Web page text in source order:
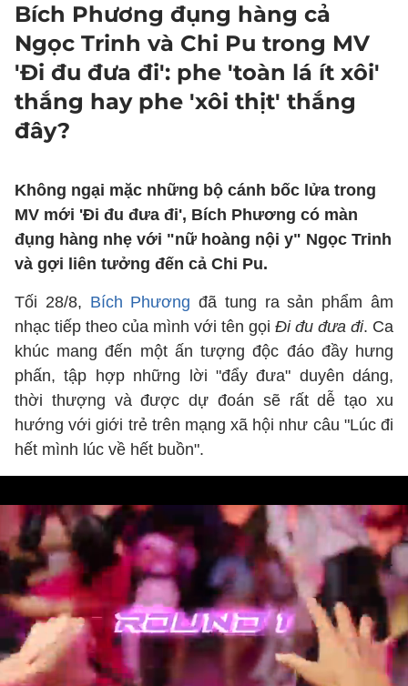
Bích Phương đụng hàng cả
Ngọc Trinh và Chi Pu trong MV
'Đi đu đưa đi': phe 'toàn lá ít xôi'
thắng hay phe 'xôi thịt' thắng
đây?
Không ngại mặc những bộ cánh bốc lửa trong
MV mới 'Đi đu đưa đi', Bích Phương có màn
đụng hàng nhẹ với "nữ hoàng nội y" Ngọc Trinh
và gợi liên tưởng đến cả Chi Pu.
Tối 28/8, Bích Phương đã tung ra sản phẩm âm
nhạc tiếp theo của mình với tên gọi Đi đu đưa đi. Ca
khúc mang đến một ấn tượng độc đáo đầy hưng
phấn, tập hợp những lời "đẩy đưa" duyên dáng,
thời thượng và được dự đoán sẽ rất dễ tạo xu
hướng với giới trẻ trên mạng xã hội như câu "Lúc đi
hết mình lúc về hết buồn".